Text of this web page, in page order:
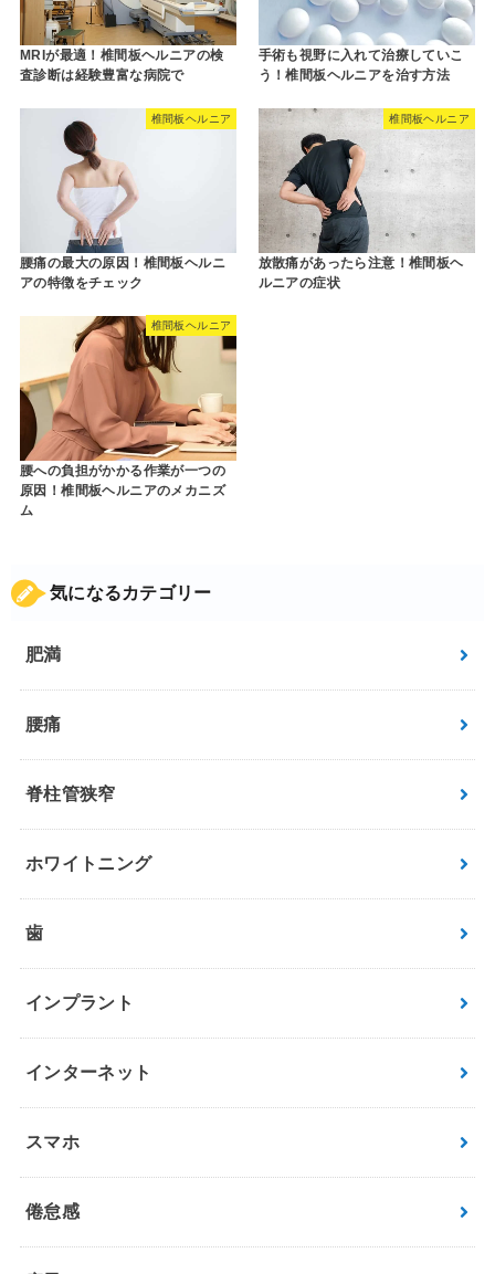
MRIが最適！椎間板ヘルニアの検
査診断は経験豊富な病院で
手術も視野に入れて治療していこ
う！椎間板ヘルニアを治す方法
椎間板ヘルニア
腰痛の最大の原因！椎間板ヘルニ
アの特徴をチェック
椎間板ヘルニア
放散痛があったら注意！椎間板ヘ
ルニアの症状
椎間板ヘルニア
腰への負担がかかる作業が一つの
原因！椎間板ヘルニアのメカニズ
ム
気になるカテゴリー
肥満
腰痛
脊柱管狭窄
ホワイトニング
歯
インプラント
インターネット
スマホ
倦怠感